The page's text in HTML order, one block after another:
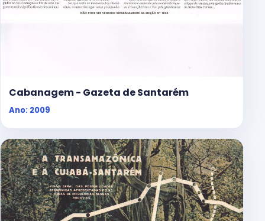
Cabanagem - Gazeta de Santarém
Ano: 2009